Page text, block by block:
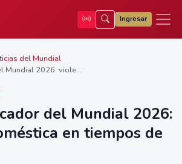
Ingresar
del Mundial
Mundial 2026: viole...
del Mundial 2026:
en tiempos de